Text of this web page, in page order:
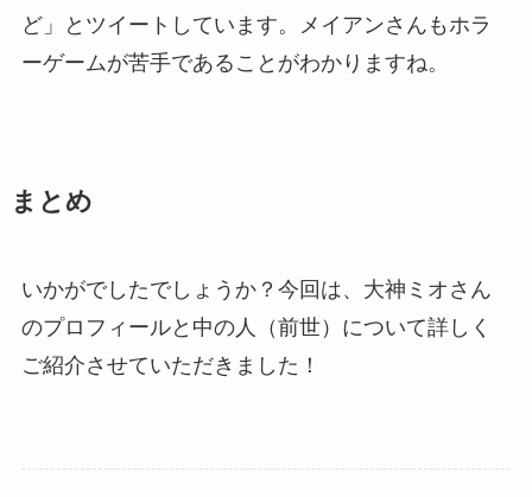
ど」とツイートしています。メイアンさんもホラ
ーゲームが苦手であることがわかりますね。
まとめ
いかがでしたでしょうか？今回は、大神ミオさん
のプロフィールと中の人（前世）について詳しく
ご紹介させていただきました！